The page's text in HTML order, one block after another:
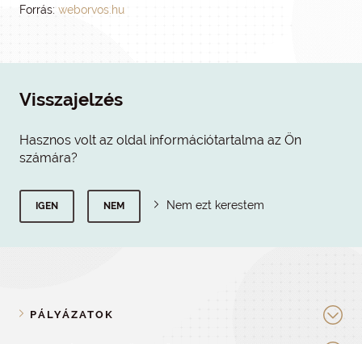
Forrás: weborvos.hu
Visszajelzés
Hasznos volt az oldal információtartalma az Ön
számára?
IGEN NEM Nem ezt kerestem
PÁLYÁZATOK